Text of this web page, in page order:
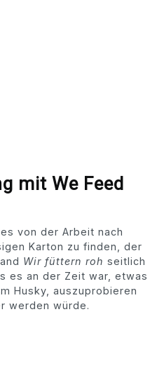
mit We Feed
von der Arbeit nach
Karton zu finden, der
Wir füttern roh seitlich
es an der Zeit war, etwas
Husky, auszuprobieren
werden würde.